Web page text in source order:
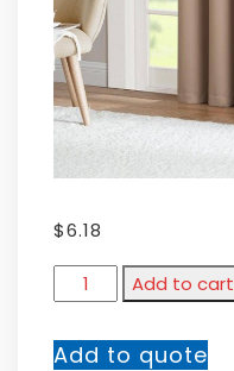
$6.18
Add to cart
Add to quote